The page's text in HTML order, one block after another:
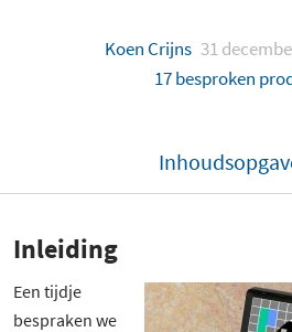
Koen Crijns 31
17 besproken
Inleiding
Een tijdje
bespraken we